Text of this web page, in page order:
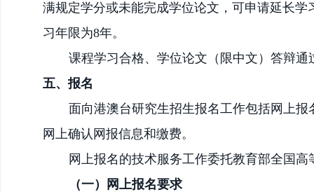
满规定学分或未能完成学位论文，可申请延长
习年限为8年。
课程学习合格、学位论文（限中文）答辩
五、报名
面向港澳台研究生招生报名工作包括网上报
网上确认网报信息和缴费。
网上报名的技术服务工作委托教育部全国高
（一）网上报名要求